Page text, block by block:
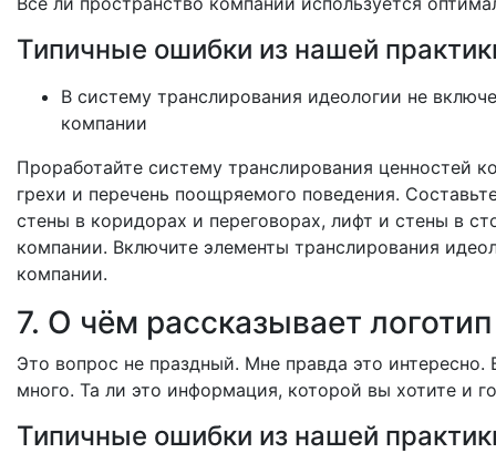
Типичные ошибки из нашей
В систему транслирования идеологии не
компании
Проработайте систему транслирования ценностей
грехи и перечень поощряемого поведения.
стены в коридорах и переговорах, лифт и стены в
компании. Включите элементы транслирования
компании.
7. О чём рассказывает
Это вопрос не праздный. Мне правда это
много. Та ли это информация, которой вы хотите и
Типичные ошибки из нашей